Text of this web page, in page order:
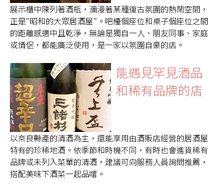
展示櫃中陳列著酒瓶，瀰漫著某種復古氛圍的熱鬧空間，
正是"昭和的大眾居酒屋"。吧檯個座位和桌子個座位之間
的距離感適中且乾淨，無論是獨自一人、朋友同事、家庭
或情侶，都能廣泛使用，是一家以氛圍自豪的店。
能遇見罕見酒品
和稀有品牌的店
以奈良縣產的清酒為主，還能享用由酒販店經營的居酒屋
特有的珍稀地酒。依季節和時機不同，有時也會進貨稀有
品牌或未列入菜單的清酒，建議可向服務人員詢問推薦，
搭配美味下酒菜一起品嚐。